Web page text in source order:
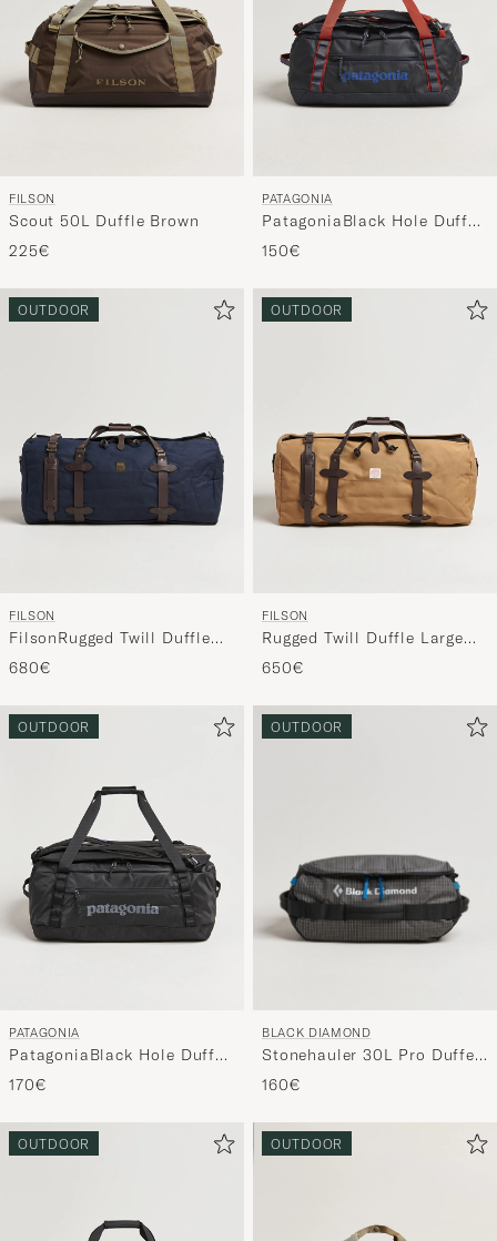
FILSON
Scout 50L Duffle Brown
225€
PATAGONIA
PatagoniaBlack Hole Duffel
40LSmolder Blue
150€
OUTDOOR
FILSON
FilsonRugged Twill Duffle
LargeNavy
680€
OUTDOOR
FILSON
Rugged Twill Duffle Large
Tan
650€
OUTDOOR
PATAGONIA
PatagoniaBlack Hole Duffel
55LBlack
170€
OUTDOOR
BLACK DIAMOND
Stonehauler 30L Pro Duffel
Black
160€
OUTDOOR OUTDOOR